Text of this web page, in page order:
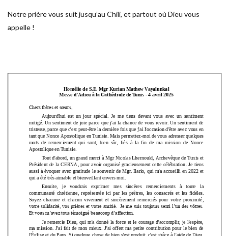
Notre prière vous suit jusqu’au Chili, et partout où Dieu vous
appelle !